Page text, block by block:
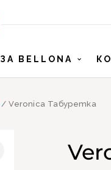
ЗА BELLONA
/ Veronica Табуретка